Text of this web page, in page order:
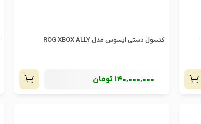
کنسول دستی ایسوس مدل ROG XBOX ALLY
140٬000٬000 تومان